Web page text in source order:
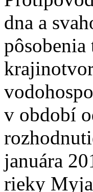
dna a
v období
januára
rieky